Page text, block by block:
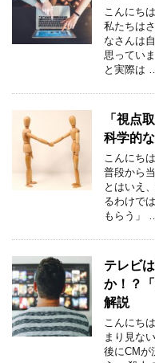
こんにち
私たちは
なさんは
思ってい
と実際は
「視点
科学的
こんにち
普段から
とはいえ
るわけで
もらう」
テレビ
か！？
解説
こんにち
まり見な
後にCMが